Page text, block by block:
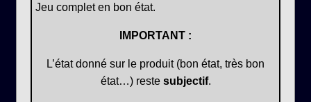
Jeu complet en bon état.
IMPORTANT :
L’état donné sur le produit (bon état, très bon
état…) reste subjectif.